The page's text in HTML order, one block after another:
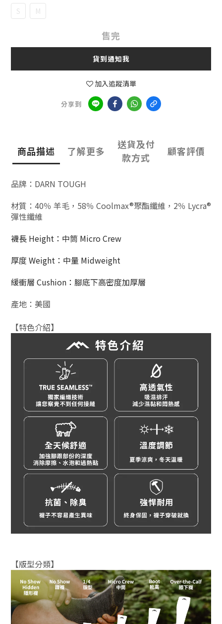
S M
售完
貨到通知我
加入追蹤清單
分享到
商品描述 了解更多
送貨及付
款方式
顧客評價
品牌：DARN TOUGH
材質 ： 40％ 羊毛 ，58％ Coolmax®聚酯纖維，2％ Lycra®
彈性纖維
襪長 Height：中筒 Micro Crew
厚度 Weight：中量 Midweight
緩衝層 Cushion：腳底下高密度加厚層
產地：美國
【特色介紹】
【版型分類】